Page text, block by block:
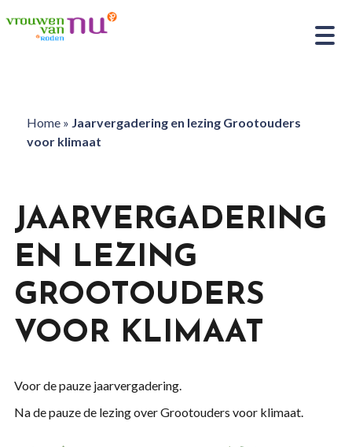
Home» Jaarvergadering en lezing Grootouders
voor klimaat
JAARVERGADERING
EN LEZING
GROOTOUDERS
VOOR KLIMAAT
Voor de pauze jaarvergadering.
Na de pauze de lezing over Grootouders voor klimaat.